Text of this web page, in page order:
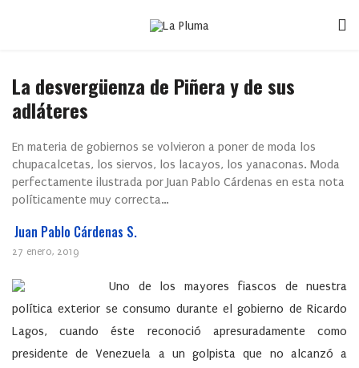
La desvergüenza de Piñera y de sus
adláteres
En materia de gobiernos se volvieron a poner de moda los
chupacalcetas, los siervos, los lacayos, los yanaconas. Moda
perfectamente ilustrada por Juan Pablo Cárdenas en esta nota
políticamente muy correcta…
Juan Pablo Cárdenas S.
27 enero, 2019
Uno de los mayores fiascos de nuestra
política exterior se consumo durante el gobierno de Ricardo
Lagos, cuando éste reconoció apresuradamente como
presidente de Venezuela a un golpista que no alcanzó a